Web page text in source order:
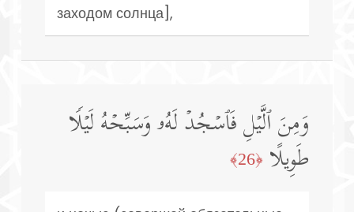
заходом солнца],
وَمِنَ ٱلَّیۡلِ فَٱسۡجُدۡ لَهُۥ وَسَبِّحۡهُ لَیۡلࣰا
طَوِیلًا ﴿26﴾